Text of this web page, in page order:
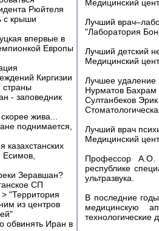
Рюйтеля
с крыши
впервые в
Европы
Киргизии
страны
- заповедник
жива...
поднимается,
казахстанских
Есимов,
Зеравшан?
СП
"Территория
из центров
обвинять Иран в
Медицинский
Лучший
"Лаборатория
Лучший детский
Медицинский
Лучшее удаление
Нурматов Бахрам
Султанбеков
Лучший врач
Медицинский
Профессор А.О.
республике
ультразвука.
В последние
медицинскую